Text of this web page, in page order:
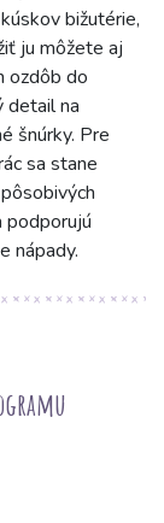
bižutérie,
ju môžete aj
ozdôb do
detail na
šnúrky. Pre
sa stane
podporujú
nápady.